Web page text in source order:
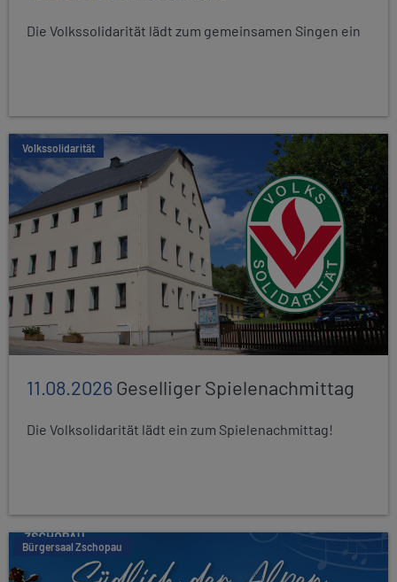
Die Volkssolidarität lädt zum gemeinsamen Singen ein
Volkssolidarität
11.08.2026Geselliger Spielenachmittag
Die Volksolidarität lädt ein zum Spielenachmittag!
Bürgersaal Zschopau